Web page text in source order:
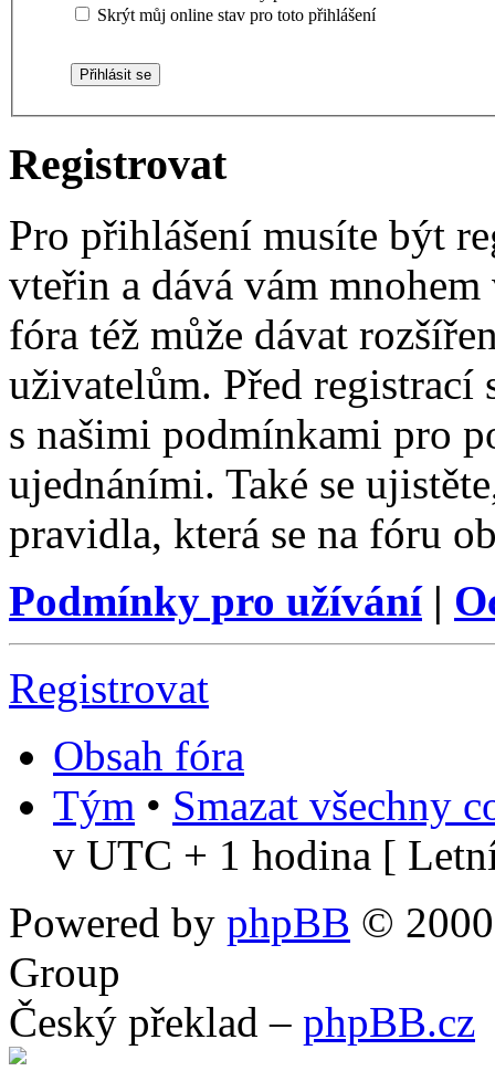
Skrýt můj online stav pro toto přihlášení
Registrovat
Pro přihlášení musíte být
vteřin a dává vám
fóra též může dávat
uživatelům. Před registrací
s našimi podmínkami pro
ujednáními. Také se
pravidla, která se na fóru
Podmínky pro užívání|
Registrovat
Obsah fóra
Tým • Smazat všechny
v UTC + 1 hodina [
Powered by phpBB ©
Group
Český překlad – phpBB.cz